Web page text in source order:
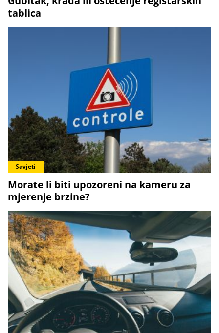
tablica
Savjeti
Morate li biti upozoreni na kameru za
mjerenje brzine?